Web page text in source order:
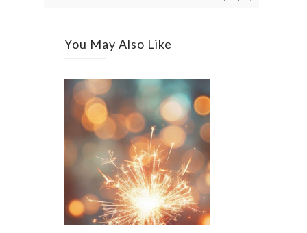
You May Also Like